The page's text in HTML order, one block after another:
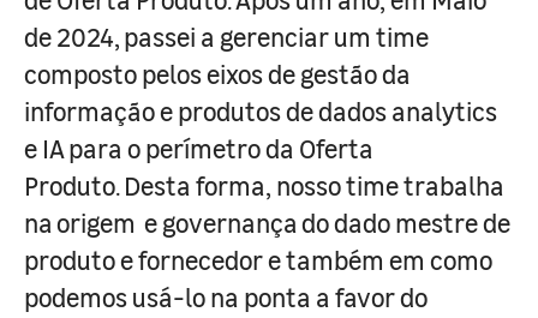
de 2024, passei a gerenciar um time
composto pelos eixos de gestão da
informação e produtos de dados analytics
e IA para o perímetro da Oferta
Produto. Desta forma, nosso time trabalha
na origem e governança do dado mestre de
produto e fornecedor e também em como
podemos usá-lo na ponta a favor do